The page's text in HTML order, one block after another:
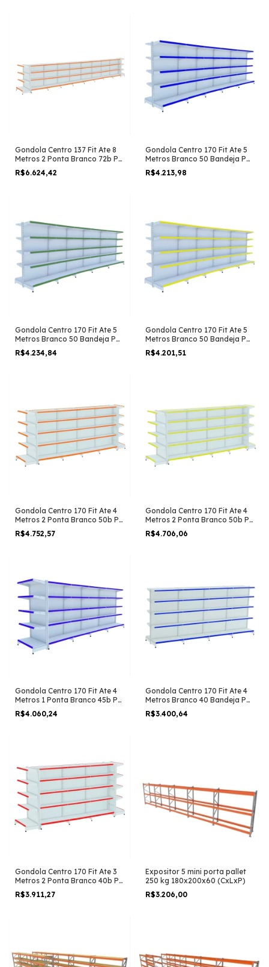
Gondola Centro 137 Fit Ate 8
Metros 2 Ponta Branco 72b Pe
Laranja
R$6.624,42
Gondola Centro 170 Fit Ate 5
Metros Branco 50 Bandeja Pe
Azul
R$4.213,98
Gondola Centro 170 Fit Ate 5
Metros Branco 50 Bandeja Pe
Verde
R$4.234,84
Gondola Centro 170 Fit Ate 5
Metros Branco 50 Bandeja Pe
Amarelo
R$4.201,51
Gondola Centro 170 Fit Ate 4
Metros 2 Ponta Branco 50b Pe
Laranja
R$4.752,57
Gondola Centro 170 Fit Ate 4
Metros 2 Ponta Branco 50b Pe
Amarelo
R$4.706,06
Gondola Centro 170 Fit Ate 4
Metros 1 Ponta Branco 45b Pe
Azul
R$4.060,24
Gondola Centro 170 Fit Ate 4
Metros Branco 40 Bandeja Pe
Azul
R$3.400,64
Gondola Centro 170 Fit Ate 3
Metros 2 Ponta Branco 40b Pe
Vermelho
R$3.911,27
Expositor 5 mini porta pallet
250 kg 180x200x60 (CxLxP)
R$3.206,00